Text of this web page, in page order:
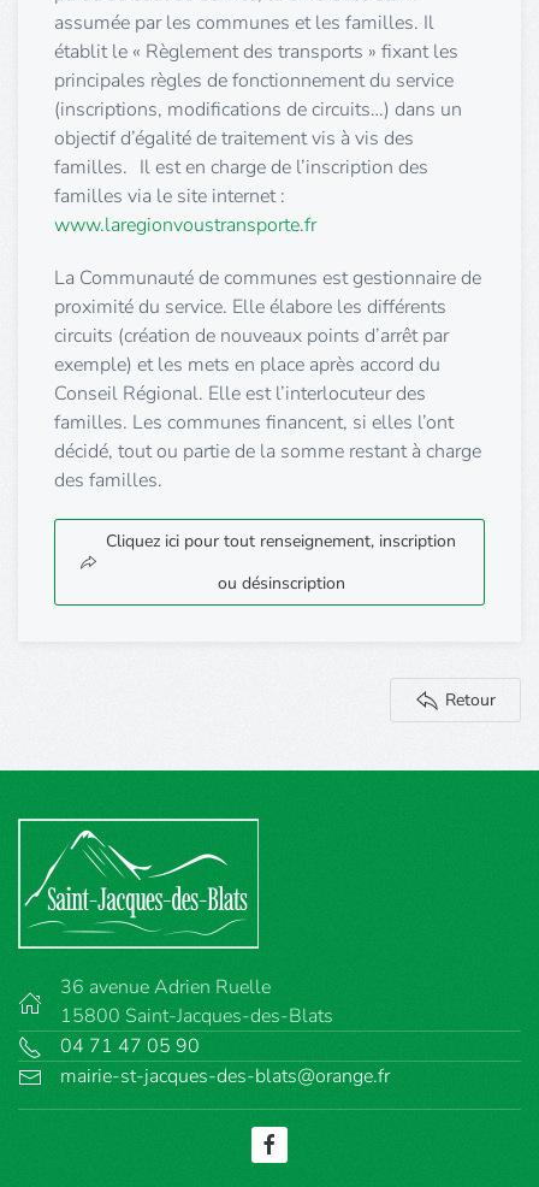
assumée par les communes et les familles. Il
établit le « Règlement des transports » fixant les
principales règles de fonctionnement du service
(inscriptions, modifications de circuits…) dans un
objectif d’égalité de traitement vis à vis des
familles. Il est en charge de l’inscription des
familles via le site internet :
www.laregionvoustransporte.fr
La Communauté de communes est gestionnaire de
proximité du service. Elle élabore les différents
circuits (création de nouveaux points d’arrêt par
exemple) et les mets en place après accord du
Conseil Régional. Elle est l’interlocuteur des
familles. Les communes financent, si elles l’ont
décidé, tout ou partie de la somme restant à charge
des familles.
Cliquez ici pour tout renseignement, inscription
ou désinscription
Retour
36 avenue Adrien Ruelle
15800 Saint-Jacques-des-Blats
04 71 47 05 90
mairie-st-jacques-des-blats@orange.fr